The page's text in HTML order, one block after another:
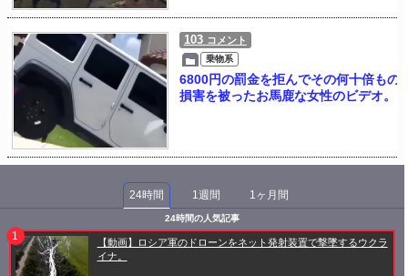
103 コメント
乗物系
6800円の罰金を拒んでその何十倍もの
損害を被ったお馬鹿な女性のビデオ。
24時間 1週間 1ヶ月間
24時間の人気記事
【動画】ロシア軍のドローンをネット発射装置で撃墜するウクラ
イナ。